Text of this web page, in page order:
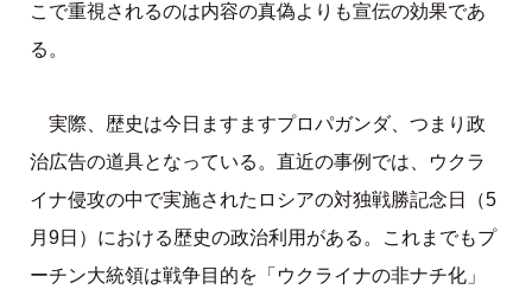
こで重視されるのは内容の真偽よりも宣伝の効果であ
る。
実際、歴史は今日ますますプロパガンダ、つまり政
治広告の道具となっている。直近の事例では、ウクラ
イナ侵攻の中で実施されたロシアの対独戦勝記念日（5
月9日）における歴史の政治利用がある。これまでもプ
ーチン大統領は戦争目的を「ウクライナの非ナチ化」